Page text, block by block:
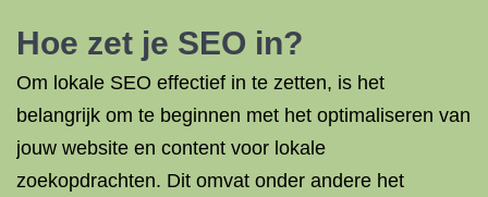
Hoe zet je SEO in?
Om lokale SEO effectief in te zetten, is het
belangrijk om te beginnen met het optimaliseren van
jouw website en content voor lokale
zoekopdrachten. Dit omvat onder andere het